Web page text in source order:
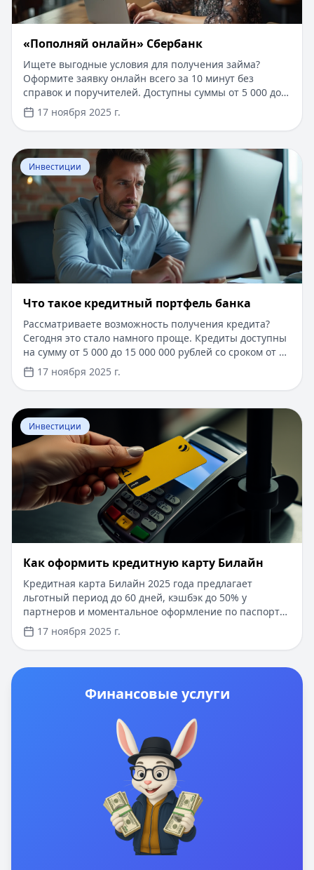
«Пополняй онлайн» Сбербанк
Ищете выгодные условия для получения займа?
Оформите заявку онлайн всего за 10 минут без
справок и поручителей. Доступны суммы от 5 000 до
100 000 рублей на срок до 24 месяцев. Решение
принимается автоматически, а деньги поступают на
карту в течение 15 минут после одобрения. Для новых
клиентов действует специальное предложение со
сниженной процентной ставкой.
17 ноября 2025 г.
Перейти к статье: Что такое кредитный портфель
Инвестиции
Что такое кредитный портфель банка
Рассматриваете возможность получения кредита?
Сегодня это стало намного проще. Кредиты доступны
на сумму от 5 000 до 15 000 000 рублей со сроком от 1
дня до 30 лет. Одобрение за 5 минут, минимум
документов – только паспорт. Онлайн-заявка доступна
круглосуточно, деньги поступают на карту
моментально. Специальные условия для новых
клиентов: ставка от 5.5% годовых и возможность
получения кредита без справки о доходах. Узнайте
больше о том, как устроен кредитный портфель банка
и какие виды кредитов наиболее выгодны в 2025 году.
17 ноября 2025 г.
Перейти к статье: ​Как оформить кредитную карту
Инвестиции
​Как оформить кредитную карту Билайн
Кредитная карта Билайн 2025 года предлагает
льготный период до 60 дней, кэшбэк до 50% у
партнеров и моментальное оформление по паспорту.
Заемные средства до 300 000 рублей доступны без
подтверждения дохода. Узнайте, как получить карту с
выгодными условиями и управлять финансами
эффективно. Для сравнения кредитных продуктов и
сервисом Кредитный Зай, где собраны актуальные
17 ноября 2025 г.
Финансовые услуги